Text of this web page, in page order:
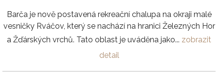
Barča je nově postavená rekreační chalupa na okraji malé
vesničky Rváčov, který se nachází na hranici Železných Hor
a Žďárských vrchů. Tato oblast je uváděna jako... zobrazit
detail